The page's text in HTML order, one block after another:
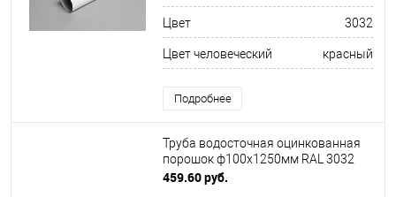
Цвет 3032
Цвет человеческий красный
Подробнее
Труба водосточная оцинкованная
порошок ф100х1250мм RAL 3032
459.60 руб.